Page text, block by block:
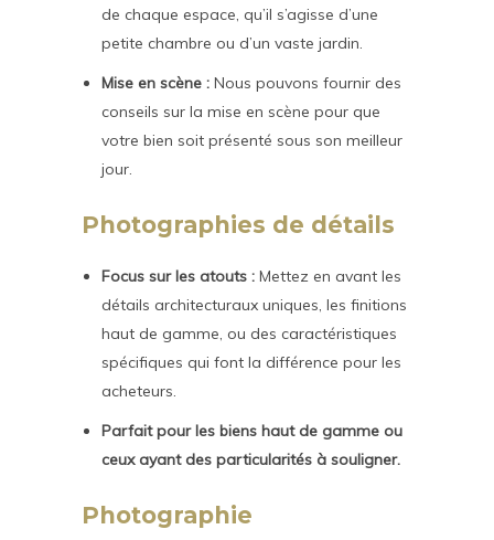
de chaque espace, qu’il s’agisse d’une
petite chambre ou d’un vaste jardin.
Mise en scène : Nous pouvons fournir des
conseils sur la mise en scène pour que
votre bien soit présenté sous son meilleur
jour.
Photographies de détails
Focus sur les atouts : Mettez en avant les
détails architecturaux uniques, les finitions
haut de gamme, ou des caractéristiques
spécifiques qui font la différence pour les
acheteurs.
Parfait pour les biens haut de gamme ou
ceux ayant des particularités à souligner.
Photographie